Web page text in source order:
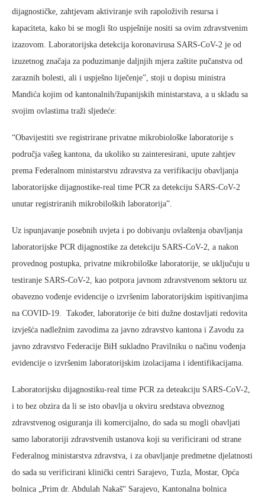
dijagnostičke, zahtjevam aktiviranje svih rapoloživih resursa i
kapaciteta, kako bi se mogli što uspješnije nositi sa ovim zdravstvenim
izazovom. Laboratorijska detekcija koronavirusa SARS-CoV-2 je od
izuzetnog značaja za poduzimanje daljnjih mjera zaštite pučanstva od
zaraznih bolesti, ali i uspješno liječenje”, stoji u dopisu ministra
Mandića kojim od kantonalnih/županijskih ministarstava, a u skladu sa
svojim ovlastima traži sljedeće:
“Obavijestiti sve registrirane privatne mikrobiološke laboratorije s
područja vašeg kantona, da ukoliko su zainteresirani, upute zahtjev
prema Federalnom ministarstvu zdravstva za verifikaciju obavljanja
laboratorijske dijagnostike-real time PCR za detekciju SARS-CoV-2
unutar registriranih mikrobiloških laboratorija”.
Uz ispunjavanje posebnih uvjeta i po dobivanju ovlaštenja obavljanja
laboratorijske PCR dijagnostike za detekciju SARS-CoV-2, a nakon
provednog postupka, privatne mikrobiloške laboratorije, se uključuju u
testiranje SARS-CoV-2, kao potpora javnom zdravstvenom sektoru uz
obavezno vođenje evidencije o izvršenim laboratorijskim ispitivanjima
na COVID-19. Također, laboratorije će biti dužne dostavljati redovita
izvješća nadležnim zavodima za javno zdravstvo kantona i Zavodu za
javno zdravstvo Federacije BiH sukladno Pravilniku o načinu vođenja
evidencije o izvršenim laboratorijskim izolacijama i identifikacijama.
Laboratorijsku dijagnostiku-real time PCR za deteakciju SARS-CoV-2,
i to bez obzira da li se isto obavlja u okviru sredstava obveznog
zdravstvenog osiguranja ili komercijalno, do sada su mogli obavljati
samo laboratoriji zdravstvenih ustanova koji su verificirani od strane
Federalnog ministarstva zdravstva, i za obavljanje predmetne djelatnosti
do sada su verificirani klinički centri Sarajevo, Tuzla, Mostar, Opća
bolnica „Prim dr. Abdulah Nakaš“ Sarajevo, Kantonalna bolnica